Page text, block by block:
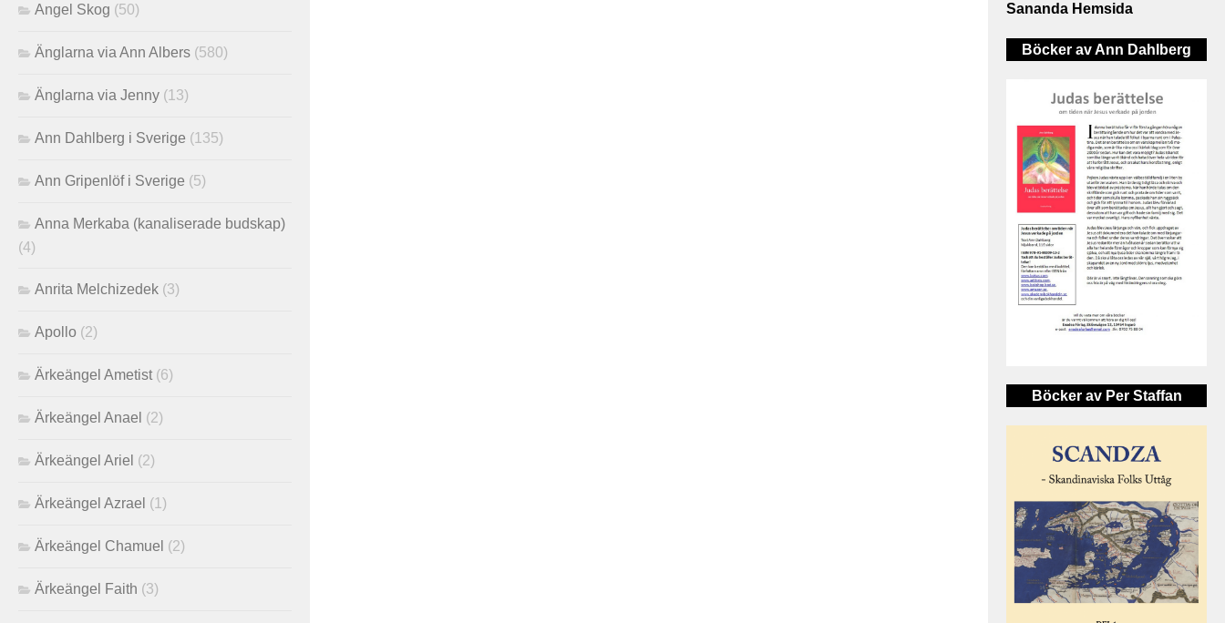
Angel Skog (50)
Änglarna via Ann Albers (580)
Änglarna via Jenny (13)
Ann Dahlberg i Sverige (135)
Ann Gripenlöf i Sverige (5)
Anna Merkaba (kanaliserade budskap)
(4)
Anrita Melchizedek (3)
Apollo (2)
Ärkeängel Ametist (6)
Ärkeängel Anael (2)
Ärkeängel Ariel (2)
Ärkeängel Azrael (1)
Ärkeängel Chamuel (2)
Ärkeängel Faith (3)
Sananda Hemsida
Böcker av Ann Dahlberg
Böcker av Per Staffan